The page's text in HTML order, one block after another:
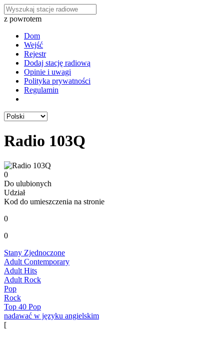
z powrotem
Dom
Wejść
Rejestr
Dodaj stację radiową
Opinie i uwagi
Polityka prywatności
Regulamin
Radio 103Q
0
Do ulubionych
Udział
Kod do umieszczenia na stronie
0
0
Stany Zjednoczone
Adult Contemporary
Adult Hits
Adult Rock
Pop
Rock
Top 40 Pop
nadawać w języku angielskim
[